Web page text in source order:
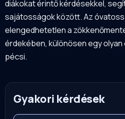
diákokat érintő kérdésekkel,
sajátosságok között. Az
elengedhetetlen a
érdekében, különösen egy olyan
pécsi.
Gyakori kérdések